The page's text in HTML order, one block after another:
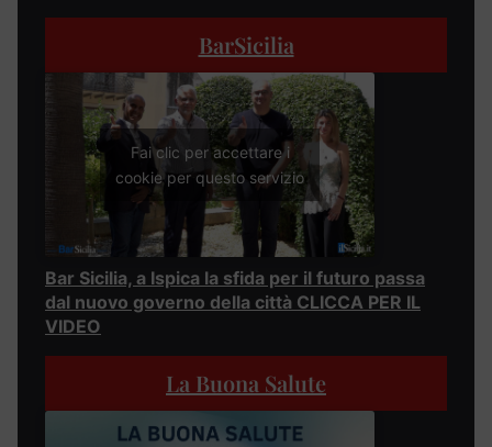
BarSicilia
Fai clic per accettare i
cookie per questo servizio
Bar Sicilia, a Ispica la sfida per il futuro passa
dal nuovo governo della città CLICCA PER IL
VIDEO
La Buona Salute